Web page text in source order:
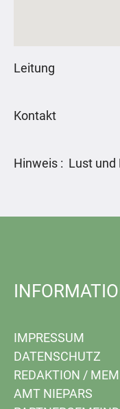
Leitung
Kontakt
Hinweis : Lust und
IMPRESSUM
DATENSCHUTZ
REDAKTION /
AMT NIEPARS